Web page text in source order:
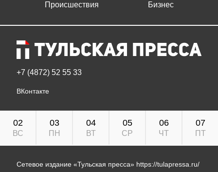
Происшествия
Бизнес
+7 (4872) 52 55 33
ВКонтакте
02
ВС
03
ПН
04
ВТ
05
СР
06
ЧТ
07
ПТ
Сетевое издание «Тульская пресса» https://tulapressa.ru/